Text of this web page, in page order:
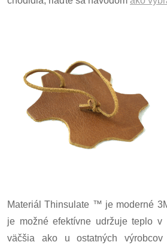
Materiál Thinsulate ™ je moderné
je možné efektívne udržuje teplo
väčšia ako u ostatných výrobcov